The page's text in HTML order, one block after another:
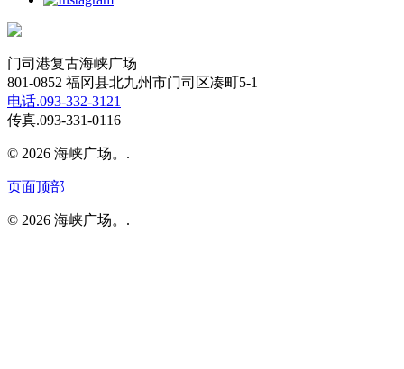
门司港复古海峡广场
801-0852 福冈县北九州市门司区凑町5-1
电话.093-332-3121
传真.093-331-0116
© 2026 海峡广场。.
页面顶部
© 2026 海峡广场。.